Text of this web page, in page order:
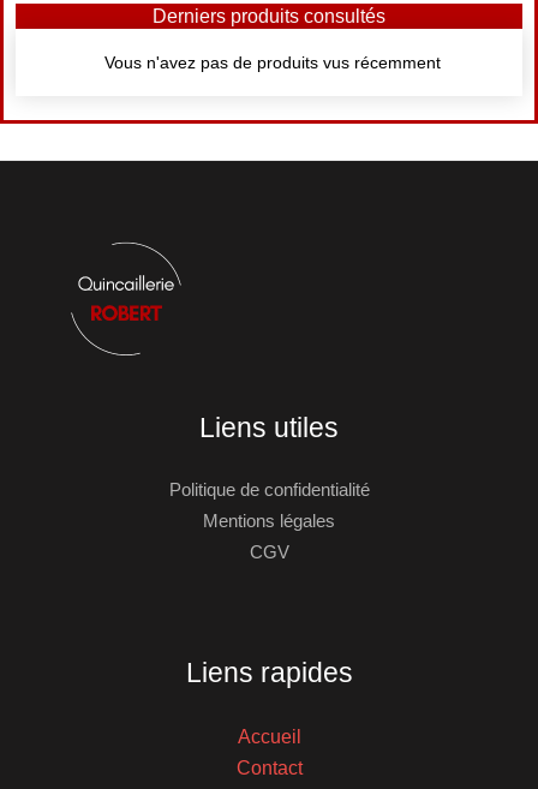
Derniers produits consultés
Vous n'avez pas de produits vus récemment
Liens utiles
Politique de confidentialité
Mentions légales
CGV
Liens rapides
Accueil
Contact